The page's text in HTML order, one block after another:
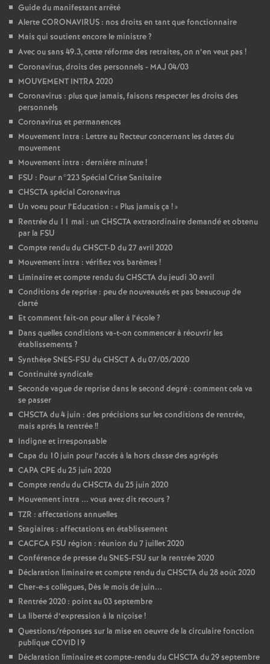
Guide du manifestant arrêté
Alerte CORONAVIRUS : nos droits en tant que fonctionnaire
Mais qui soutient encore le ministre?
Avec ou sans 49.3, cette réforme des retraites, on n’en veut pas !
Coronavirus, droits des personnels - MAJ 04/03
MOUVEMENT INTRA 2020
Coronavirus : plus que jamais, faisons respecter les droits des
personnels
Coronavirus et permanences
Mouvement Intra : Lettre au Recteur concernant les dates du
mouvement
Mouvement intra : dernière minute!
FSU : Pour n°223 Spécial Crise Sanitaire
CHSCTA spécial Coronavirus
Un voeu pour l’Education : « Plus jamais ça !»
Rentrée du 11 mai : un CHSCTA extraordinaire demandé et obtenu
par la FSU
Compte rendu du CHSCT-D du 27 avril 2020
Mouvement intra : vérifiez vos barèmes !
Liminaire et compte rendu du CHSCTA du jeudi 30 avril
Conditions de reprise : peu de nouveautés et pas beaucoup de
clarté
Et comment fait-on pour aller à l’école?
Dans quelles conditions va-t-on commencer à réouvrir les
établissements ?
Synthèse SNES-FSU du CHSCT A du 07/05/2020
Continuité syndicale
Seconde vague de reprise dans le second degré : comment cela va
se passer
CHSCTA du 4 juin : des précisions sur les conditions de rentrée,
mais aprés la rentrée!!
Indigne et irresponsable
Capa du 10 juin pour l’accés à la hors classe des agrégés
CAPA CPE du 25 juin 2020
Compte rendu du CHSCTA du 25 juin 2020
Mouvement intra ... vous avez dit recours ?
TZR : affectations annuelles
Stagiaires : affectations en établissement
CACFCA FSU région : réunion du 7 juillet 2020
Conférence de presse du SNES-FSU sur la rentrée 2020
Déclaration liminaire et compte rendu du CHSCTA du 28 août 2020
Cher-e-s collègues, Dès le mois de juin...
Rentrée 2020 : point au 03 septembre
La liberté d’expression à la niçoise!
Questions/réponses sur la mise en oeuvre de la circulaire fonction
publique COVID19
Déclaration liminaire et compte-rendu du CHSCTA du 29 septembre